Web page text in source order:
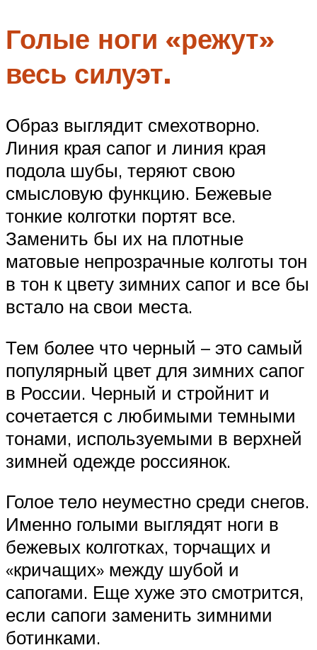
Голые ноги «режут»
весь силуэт.
Образ выглядит смехотворно.
Линия края сапог и линия края
подола шубы, теряют свою
смысловую функцию. Бежевые
тонкие колготки портят все.
Заменить бы их на плотные
матовые непрозрачные колготы тон
в тон к цвету зимних сапог и все бы
встало на свои места.
Тем более что черный – это самый
популярный цвет для зимних сапог
в России. Черный и стройнит и
сочетается с любимыми темными
тонами, используемыми в верхней
зимней одежде россиянок.
Голое тело неуместно среди снегов.
Именно голыми выглядят ноги в
бежевых колготках, торчащих и
«кричащих» между шубой и
сапогами. Еще хуже это смотрится,
если сапоги заменить зимними
ботинками.